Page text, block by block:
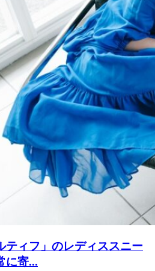
ティフ」のレディススニー
に寄...